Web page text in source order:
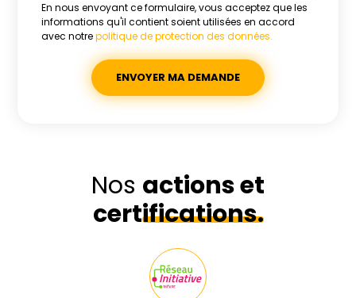
En nous envoyant ce formulaire, vous acceptez que les
informations qu'il contient soient utilisées en accord
avec notrepolitique de protection des données.
Alternative:
Nos actions et
certifications.